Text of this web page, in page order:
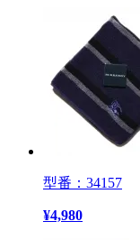
型番：34157
¥4,980